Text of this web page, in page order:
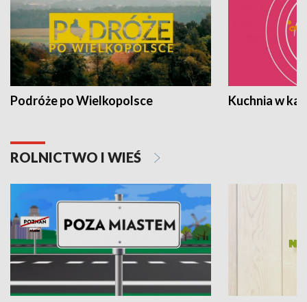
Podróże po Wielkopolsce Kuchnia w
ROLNICTWO I WIEŚ